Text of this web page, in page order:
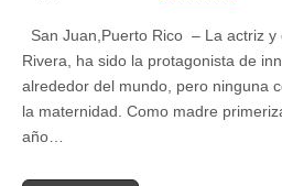
San Juan,Puerto Rico – La actriz y
Rivera, ha sido la protagonista de
alrededor del mundo, pero ninguna
la maternidad. Como madre
año…